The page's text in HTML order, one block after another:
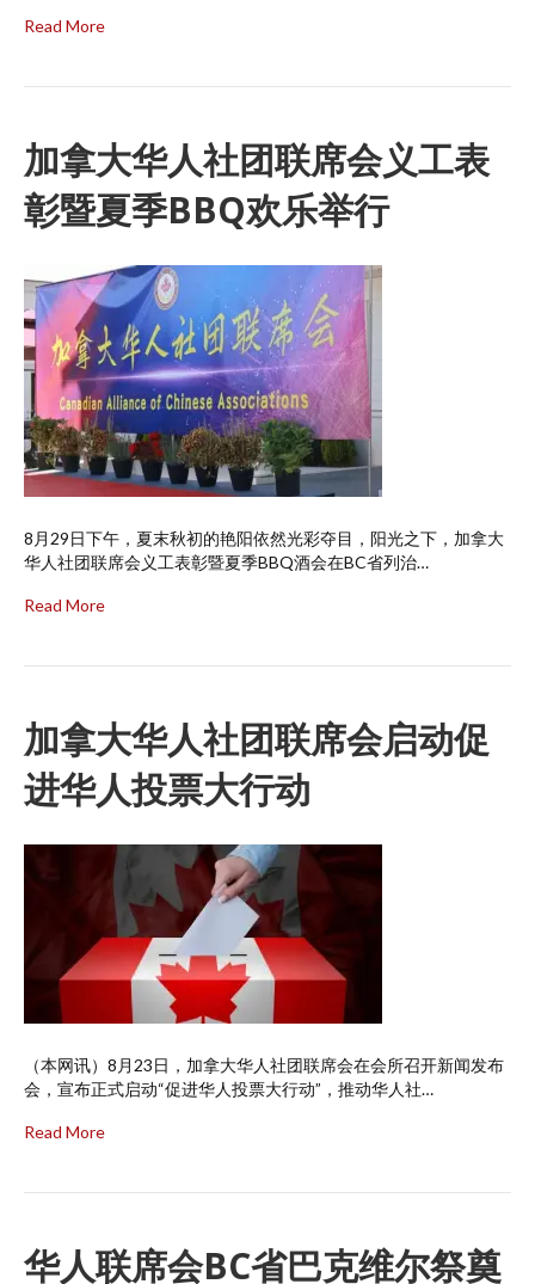
Read More
加拿大华人社团联席会义工表
彰暨夏季BBQ欢乐举行
8月29日下午，夏末秋初的艳阳依然光彩夺目，阳光之下，加拿大
华人社团联席会义工表彰暨夏季BBQ酒会在BC省列治…
Read More
加拿大华人社团联席会启动促
进华人投票大行动
（本网讯）8月23日，加拿大华人社团联席会在会所召开新闻发布
会，宣布正式启动“促进华人投票大行动”，推动华人社…
Read More
华人联席会BC省巴克维尔祭奠